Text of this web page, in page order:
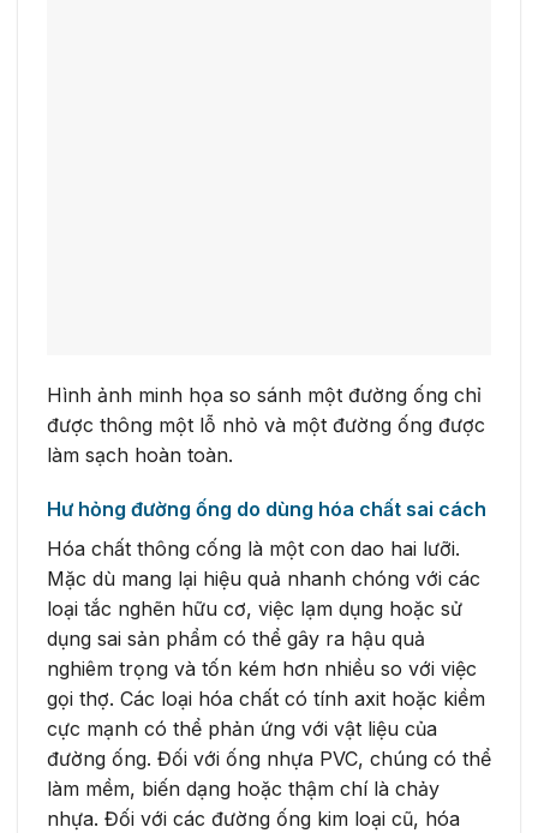
Hình ảnh minh họa so sánh một đường ống chỉ
được thông một lỗ nhỏ và một đường ống được
làm sạch hoàn toàn.
Hư hỏng đường ống do dùng hóa chất sai cách
Hóa chất thông cống là một con dao hai lưỡi.
Mặc dù mang lại hiệu quả nhanh chóng với các
loại tắc nghẽn hữu cơ, việc lạm dụng hoặc sử
dụng sai sản phẩm có thể gây ra hậu quả
nghiêm trọng và tốn kém hơn nhiều so với việc
gọi thợ. Các loại hóa chất có tính axit hoặc kiềm
cực mạnh có thể phản ứng với vật liệu của
đường ống. Đối với ống nhựa PVC, chúng có thể
làm mềm, biến dạng hoặc thậm chí là chảy
nhựa. Đối với các đường ống kim loại cũ, hóa